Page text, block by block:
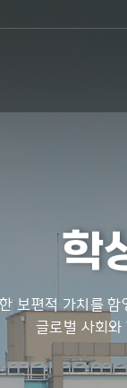
학
보편적 가치를
글로벌 사회와